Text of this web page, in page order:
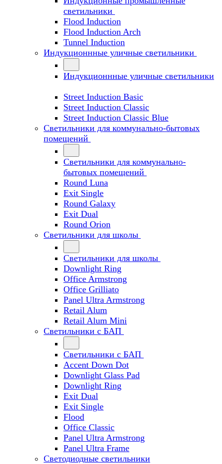
светильники
Flood Induction
Flood Induction Arch
Tunnel Induction
Индукционнные уличные светильники
Индукционнные уличные светильники
Street Induction Basic
Street Induction Classic
Street Induction Classic Blue
Светильники для коммунально-бытовых
помещений
Светильники для коммунально-
бытовых помещений
Round Luna
Exit Single
Round Galaxy
Exit Dual
Round Orion
Светильники для школы
Светильники для школы
Downlight Ring
Office Armstrong
Office Grilliato
Panel Ultra Armstrong
Retail Alum
Retail Alum Mini
Светильники с БАП
Светильники с БАП
Accent Down Dot
Downlight Glass Pad
Downlight Ring
Exit Dual
Exit Single
Flood
Office Classic
Panel Ultra Armstrong
Panel Ultra Frame
Светодиодные светильники